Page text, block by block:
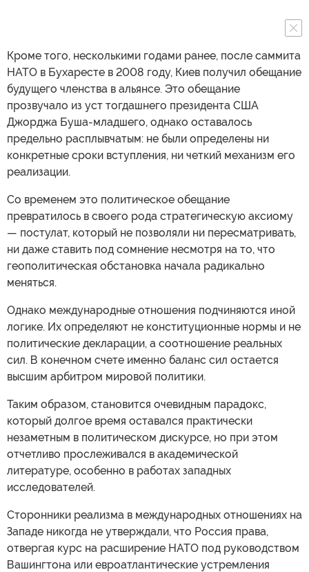
Кроме того, несколькими годами ранее, после саммита
НАТО в Бухаресте в 2008 году, Киев получил обещание
будущего членства в альянсе. Это обещание
прозвучало из уст тогдашнего президента США
Джорджа Буша-младшего, однако оставалось
предельно расплывчатым: не были определены ни
конкретные сроки вступления, ни четкий механизм его
реализации.
Со временем это политическое обещание
превратилось в своего рода стратегическую аксиому
— постулат, который не позволяли ни пересматривать,
ни даже ставить под сомнение несмотря на то, что
геополитическая обстановка начала радикально
меняться.
Однако международные отношения подчиняются иной
логике. Их определяют не конституционные нормы и не
политические декларации, а соотношение реальных
сил. В конечном счете именно баланс сил остается
высшим арбитром мировой политики.
Таким образом, становится очевидным парадокс,
который долгое время оставался практически
незаметным в политическом дискурсе, но при этом
отчетливо прослеживался в академической
литературе, особенно в работах западных
исследователей.
Сторонники реализма в международных отношениях на
Западе никогда не утверждали, что Россия права,
отвергая курс на расширение НАТО под руководством
Вашингтона или евроатлантические устремления